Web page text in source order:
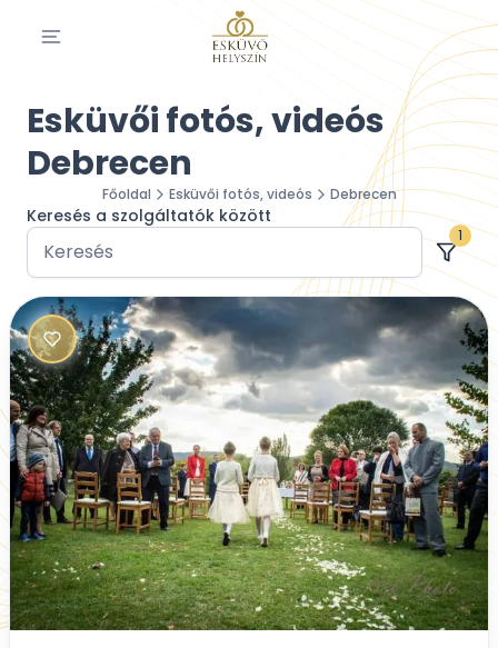
Esküvői fotós, videós
Debrecen
Főoldal Esküvői fotós, videós Debrecen
Keresés a szolgáltatók között
1